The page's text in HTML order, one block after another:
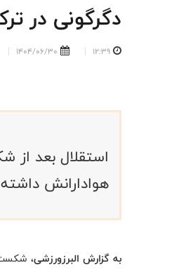
دگرگونی در
12:39
1404/06/30
استقلال بعد از
هوادارانش
به گزارش البرزورزشی، شکست